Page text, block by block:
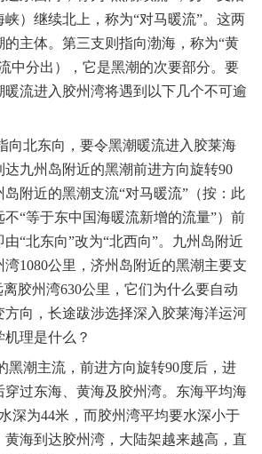
）继续北上，称为“对马暖流”。这两
主体。第三支则指向渤海，称为“黄
中分出），它是黑潮的次要部分。要
流进入胶州湾将遇到以下几个不可逾
向北东向，要令黑潮暖流进入胶莱海
达九州岛附近的黑潮前进方向旋转90
岛附近的黑潮支流“对马暖流”（按：此
“等于东中国海暖流新增的流量”）前
由“北东向”改为“北西向”。九州岛附近
湾1080公里，济州岛附近的黑潮主要支
胶州湾630公里，它们为什么要自动
方向，长途跋涉选择深入胶莱海洋运河
理是什么？
黑潮主流，前进方向旋转90度后，进
穿过东海、黄海及胶州湾。东海平均海
深为44米 ，而胶州湾平均要水深小于
海到达胶州湾，大陆架越来越高，直